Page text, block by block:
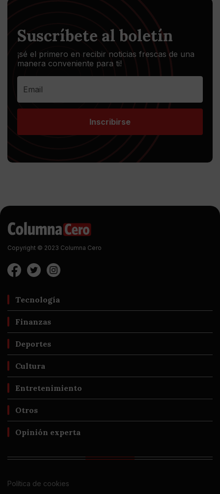
Suscríbete al boletín
¡sé el primero en recibir noticias frescas de una
manera conveniente para ti!
Inscribirse
Copyright © 2023 Columna Cero
Tecnología
Finanzas
Deportes
Cultura
Entretenimiento
Otros
Opinión experta
Política de cookies